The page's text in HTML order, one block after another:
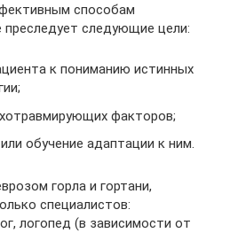
способам
преследует следующие цели:
к пониманию истинных
факторов;
обучение адаптации к ним.
горла и гортани,
специалистов:
логопед (в зависимости от